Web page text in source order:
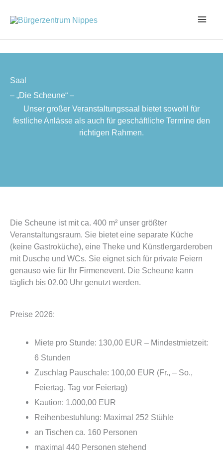
Inhalt
Saal
– „Die Scheune“ –
Unser großer Veranstaltungssaal bietet sowohl für
festliche Anlässe als auch für geschäftliche Termine den
richtigen Rahmen.
Die Scheune ist mit ca. 400 m² unser größter
Veranstaltungsraum. Sie bietet eine separate Küche
(keine Gastroküche), eine Theke und Künstlergarderoben
mit Dusche und WCs. Sie eignet sich für private Feiern
genauso wie für Ihr Firmenevent. Die Scheune kann
täglich bis 02.00 Uhr genutzt werden.
Preise 2026:
Miete pro Stunde: 130,00 EUR – Mindestmietzeit:
6 Stunden
Zuschlag Pauschale: 100,00 EUR (Fr., – So.,
Feiertag, Tag vor Feiertag)
Kaution: 1.000,00 EUR
Reihenbestuhlung: Maximal 252 Stühle
an Tischen ca. 160 Personen
maximal 440 Personen stehend